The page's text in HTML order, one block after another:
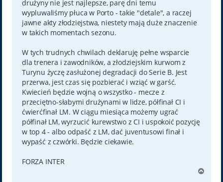
drużyny nie jest najlepsze, parę dni temu
wypluwaliśmy płuca w Porto - takie "detale", a raczej
jawne akty złodziejstwa, niestety mają duże znaczenie
w takich momentach sezonu.
W tych trudnych chwilach deklaruję pełne wsparcie
dla trenera i zawodników, a złodziejskim kurwom z
Turynu życzę zasłużonej degradacji do Serie B. Jest
przerwa, jest czas się pozbierać i wziąć w garść.
Kwiecień będzie wojną o wszystko - mecze z
przeciętno-słabymi drużynami w lidze, półfinał CI i
ćwierćfinał LM. W ciągu miesiąca możemy ugrać
półfinał LM, wyrzucić kurewstwo z CI i uspokoić pozycję
w top 4 - albo odpaść z LM, dać juventusowi finał i
wypaść z czwórki. Będzie ciekawie.
FORZA INTER